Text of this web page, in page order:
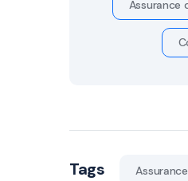
Assurance
Tags Assurance